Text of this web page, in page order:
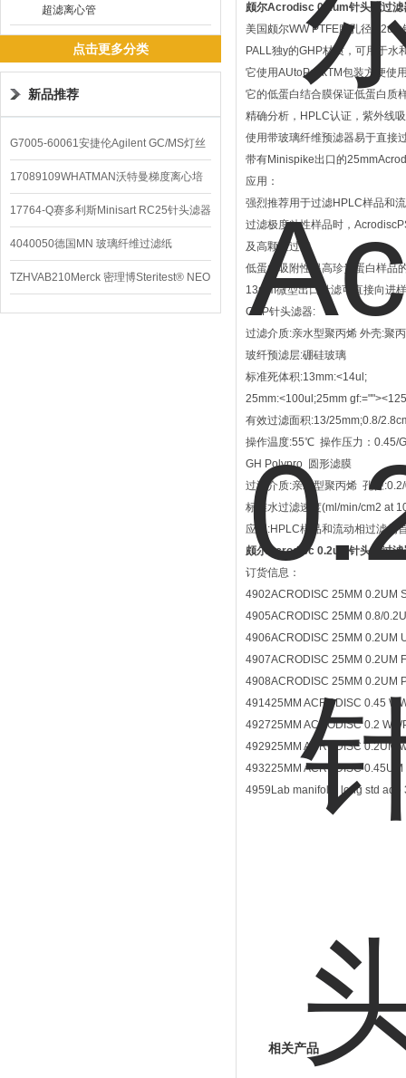
超滤离心管
点击更多分类
新品推荐
G7005-60061安捷伦Agilent GC/MS灯丝
配件
17089109WHATMAN沃特曼梯度离心培
养基
17764-Q赛多利斯Minisart RC25针头滤器
4040050德国MN 玻璃纤维过滤纸
TZHVAB210Merck 密理博Steritest® NEO
设备
颇尔Acrodisc 0.2um针头式过滤
美国颇尔WW PTFE膜孔径0.2um
PALL独y的GHP材质，可用于水
它使用AUtoPackTM包装方便使
它的低蛋白结合膜保证低蛋白质
精确分析，HPLC认证，紫外线
使用带玻璃纤维预滤器易于直接
带有Minispike出口的
应用：
强烈推荐用于过滤HPLC样品和
过滤极度粘性样品时，
及高颗粒过滤
低蛋白吸附性提高珍贵蛋白样品
13mm微型出口针滤可直接向进
GHP针头滤器:
过滤介质:亲水型聚丙烯 外壳:聚
玻纤预滤层:硼硅玻璃
标准死体积:13mm:<14ul;
25mm:<100ul;25mm
有效过滤面积:13/25mm;0.8/
操作温度:55℃ 操作压力：0.45/
GH Polypro 圆形滤膜
过滤介质:亲水型聚丙烯 孔径
标准水过滤速度(ml/min/cm2 at
应用:HPLC样品和流动相过滤的
颇尔Acrodisc 0.2um针头式过滤
订货信息：
4902ACRODISC 25MM 0.2UM
4905ACRODISC 25MM 0.8/
4906ACRODISC 25MM 0.2UM
4907ACRODISC 25MM 0.2UM
4908ACRODISC 25MM 0.2UM
491425MM ACRODISC 0.45
492725MM ACRODISC 0.2
492925MM ACRODISC 0.2UM
493225MM ACRODISC
4959 Lab manifold, long std adp
相关产品